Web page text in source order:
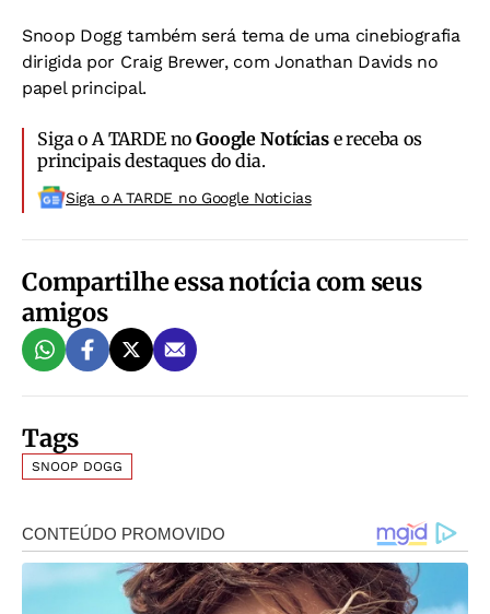
Snoop Dogg também será tema de uma cinebiografia
dirigida por Craig Brewer, com Jonathan Davids no
papel principal.
Siga o A TARDE noGoogle Notíciase receba os
principais destaques do dia.
Siga o A TARDE no Google Noticias
Compartilhe essa notícia com seus
amigos
Tags
SNOOP DOGG